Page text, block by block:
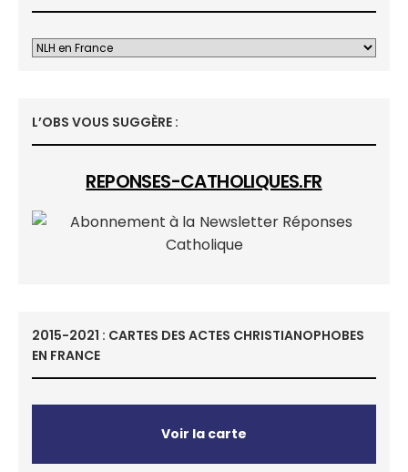
L’OBS VOUS SUGGÈRE :
REPONSES-CATHOLIQUES.FR
2015-2021 : CARTES DES ACTES CHRISTIANOPHOBES
EN FRANCE
Voir la carte